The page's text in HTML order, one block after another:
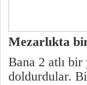
Mezarlıkta
Bana 2 atlı
doldurdular.